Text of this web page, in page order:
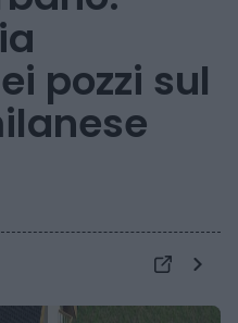
pozzi sul